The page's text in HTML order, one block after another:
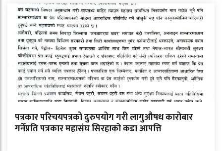
पत्रकार परिचयपत्रको दुरुपयोग गरी लागुऔषध कारोबार
गर्नेप्रति पत्रकार महासंघ सिरहाको कडा आपत्ति